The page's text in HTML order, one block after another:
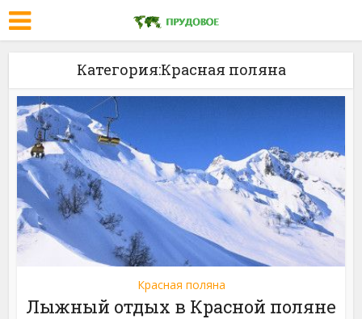
Категория:Красная поляна
Красная поляна
Лыжный отдых в Красной поляне